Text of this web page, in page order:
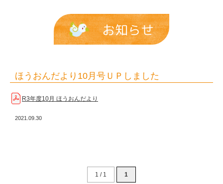
た
|
報
保
お知らせ
ほうおんだより10月号ＵＰしました
R3年度10月 ほうおんだより
2021.09.30
1 / 1 1